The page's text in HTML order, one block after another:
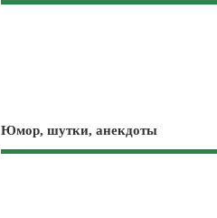
Юмор, шутки, анекдоты